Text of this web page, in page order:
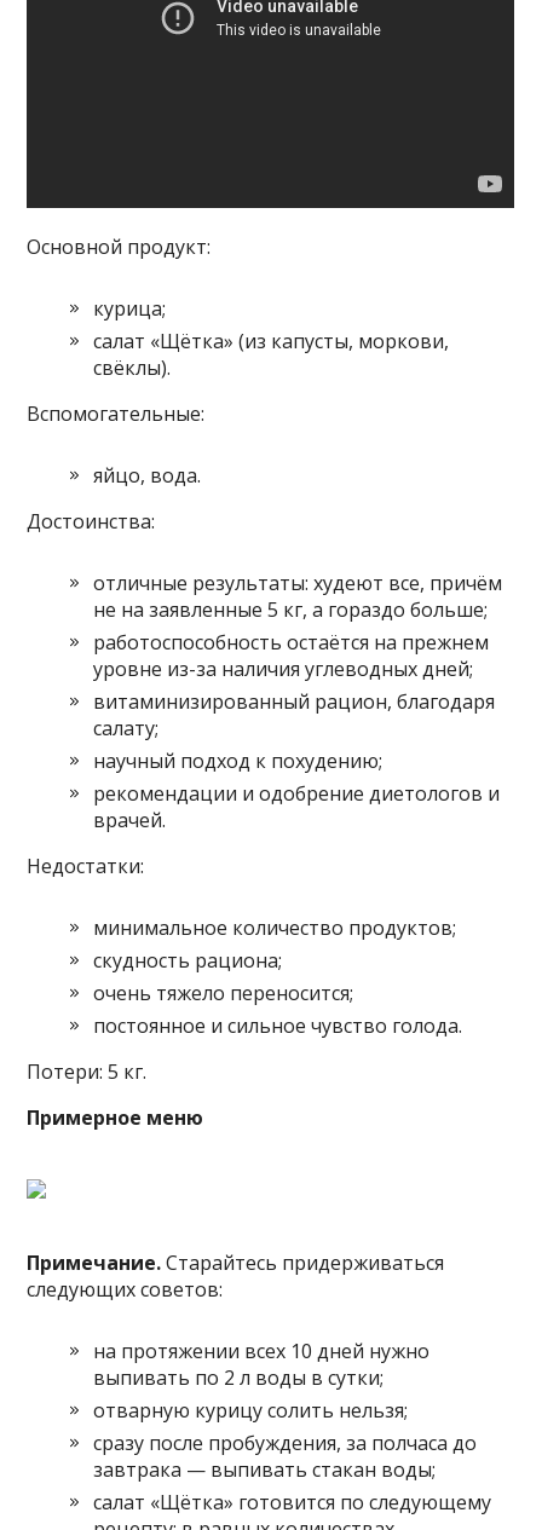
Основной продукт:
курица;
салат «Щётка» (из капусты, моркови,
свёклы).
Вспомогательные:
яйцо, вода.
Достоинства:
отличные результаты: худеют все, причём
не на заявленные 5 кг, а гораздо больше;
работоспособность остаётся на прежнем
уровне из-за наличия углеводных дней;
витаминизированный рацион, благодаря
салату;
научный подход к похудению;
рекомендации и одобрение диетологов и
врачей.
Недостатки:
минимальное количество продуктов;
скудность рациона;
очень тяжело переносится;
постоянное и сильное чувство голода.
Потери: 5 кг.
Примерное меню
Примечание.Старайтесь придерживаться
следующих советов:
на протяжении всех 10 дней нужно
выпивать по 2 л воды в сутки;
отварную курицу солить нельзя;
сразу после пробуждения, за полчаса до
завтрака — выпивать стакан воды;
салат «Щётка» готовится по следующему